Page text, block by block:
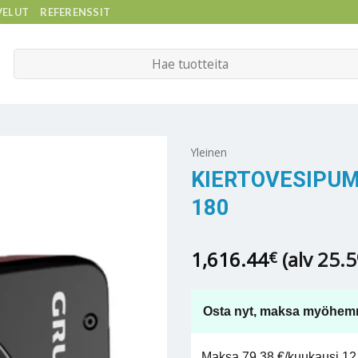
REFERENSSIT
Yleinen
180
1,616.44€ (alv
Osta nyt, maksa